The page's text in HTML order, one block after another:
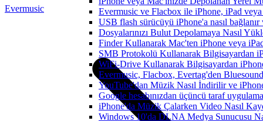
Evermusic ve Flacbox ile iPhone, iPad
USB flash sürücüyü iPhone'a nasıl
Dosyalarınızı Bulut Depolamaya Nasıl
Finder Kullanarak Mac'ten iPhone veya
SMB Protokolü Kullanarak Bilgisayardan
WiFi-Drive Kullanarak Bilgisayardan
Evermusic, Flacbox, Evertag'den
YouTube'dan Müzik Nasıl İndirilir ve
Google hesabınızdan üçüncü taraf
iPhone'da Müzik Çalarken Video Nasıl
Windows 10'da DLNA Medya Sunucusu
Evermusic